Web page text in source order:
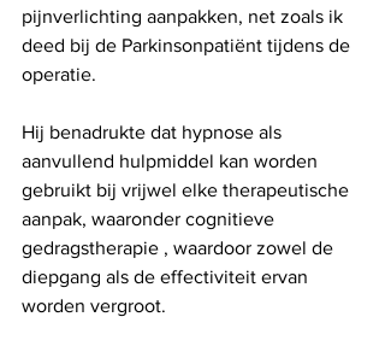
pijnverlichting aanpakken, net zoals ik
deed bij de Parkinsonpatiënt tijdens de
operatie.
Hij benadrukte dat hypnose als
aanvullend hulpmiddel kan worden
gebruikt bij vrijwel elke therapeutische
aanpak, waaronder cognitieve
gedragstherapie , waardoor zowel de
diepgang als de effectiviteit ervan
worden vergroot.